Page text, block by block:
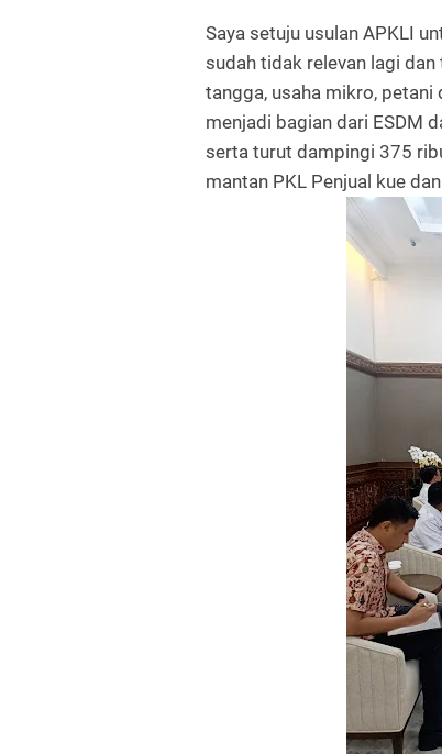
Saya setuju usulan APKLI
sudah tidak relevan lagi
tangga, usaha mikro, petani
menjadi bagian dari ESDM
serta turut dampingi 375
mantan PKL Penjual kue